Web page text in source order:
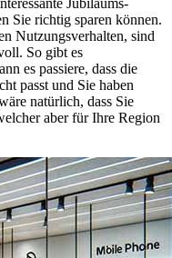
Sie richtig sparen können.
Nutzungsverhalten, sind
So gibt es
es passiere, dass die
passt und Sie haben
natürlich, dass Sie
aber für Ihre Region